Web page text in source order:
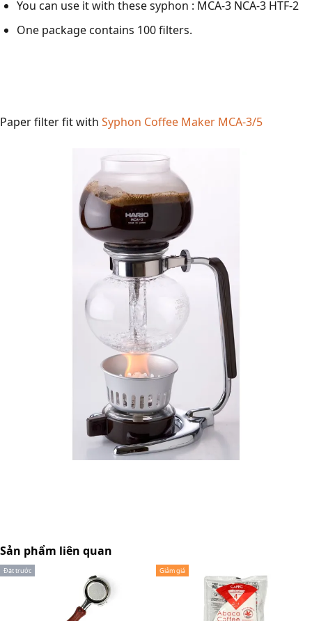
You can use it with these syphon : MCA-3 NCA-3 HTF-2
One package contains 100 filters.
Paper filter fit with Syphon Coffee Maker MCA-3/5
Sản phẩm liên quan
Đặt trước Giảm giá